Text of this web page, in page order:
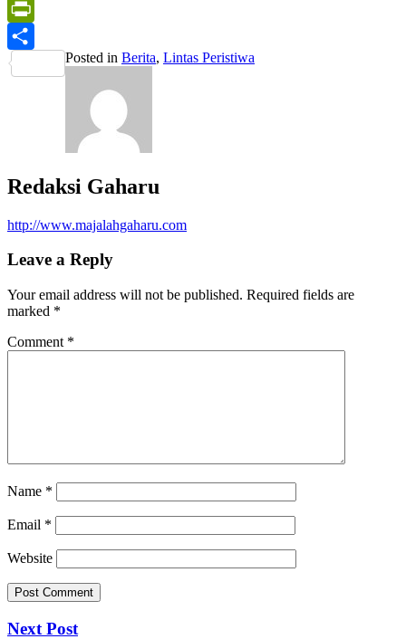
Print
PrintFriendly
Share
Posted in Berita, Lintas Peristiwa
Redaksi Gaharu
http://www.majalahgaharu.com
Leave a Reply
Your email address will not be published. Required fields are
marked *
Comment *
Name *
Email *
Website
Next Post